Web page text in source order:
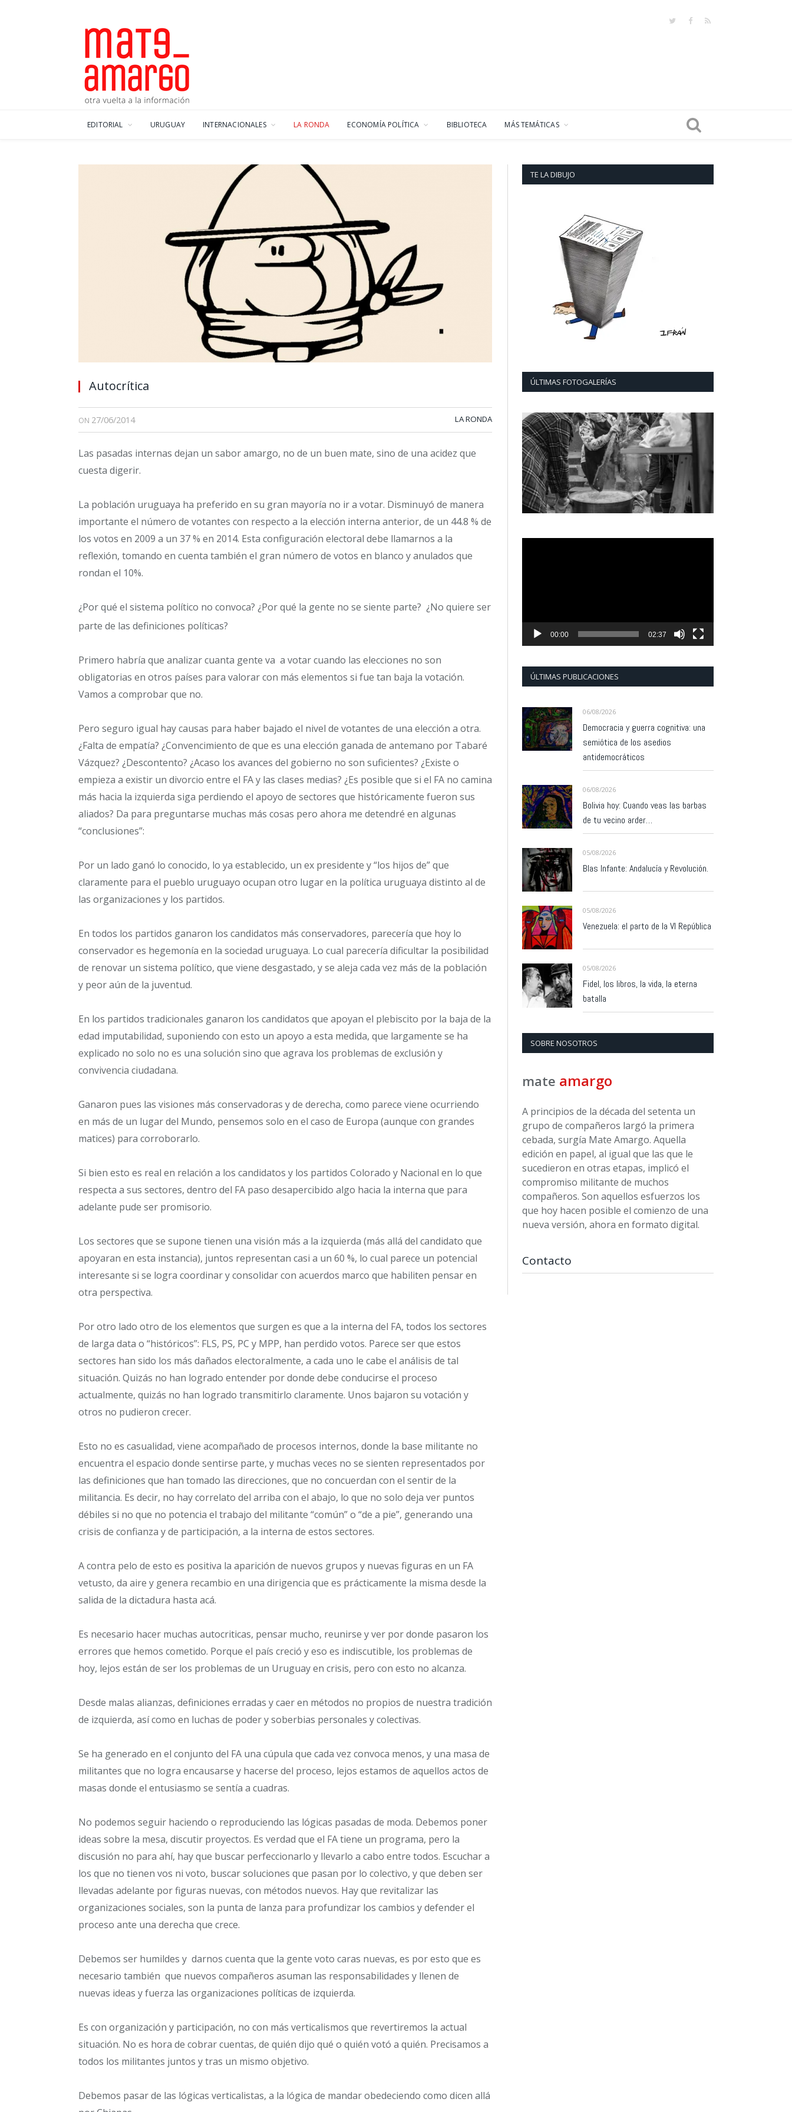
TwitterFacebook
RSS
EDITORIAL URUGUAY INTERNACIONALES LA RONDA ECONOMÍA POLÍTICA BIBLIOTECA MÁS TEMÁTICAS
Autocrítica
ON 27/06/2014 LA RONDA
Las pasadas internas dejan un sabor amargo, no de un buen mate, sino de una acidez que
cuesta digerir.
La población uruguaya ha preferido en su gran mayoría no ir a votar. Disminuyó de manera
importante el número de votantes con respecto a la elección interna anterior, de un 44.8 % de
los votos en 2009 a un 37 % en 2014. Esta configuración electoral debe llamarnos a la
reflexión, tomando en cuenta también el gran número de votos en blanco y anulados que
rondan el 10%.
¿Por qué el sistema político no convoca? ¿Por qué la gente no se siente parte? ¿No quiere ser
parte de las definiciones políticas?
Primero habría que analizar cuanta gente va a votar cuando las elecciones no son
obligatorias en otros países para valorar con más elementos si fue tan baja la votación.
Vamos a comprobar que no.
Pero seguro igual hay causas para haber bajado el nivel de votantes de una elección a otra.
¿Falta de empatía? ¿Convencimiento de que es una elección ganada de antemano por Tabaré
Vázquez? ¿Descontento? ¿Acaso los avances del gobierno no son suficientes? ¿Existe o
empieza a existir un divorcio entre el FA y las clases medias? ¿Es posible que si el FA no camina
más hacia la izquierda siga perdiendo el apoyo de sectores que históricamente fueron sus
aliados? Da para preguntarse muchas más cosas pero ahora me detendré en algunas
“conclusiones”:
Por un lado ganó lo conocido, lo ya establecido, un ex presidente y “los hijos de” que
claramente para el pueblo uruguayo ocupan otro lugar en la política uruguaya distinto al de
las organizaciones y los partidos.
En todos los partidos ganaron los candidatos más conservadores, parecería que hoy lo
conservador es hegemonía en la sociedad uruguaya. Lo cual parecería dificultar la posibilidad
de renovar un sistema político, que viene desgastado, y se aleja cada vez más de la población
y peor aún de la juventud.
En los partidos tradicionales ganaron los candidatos que apoyan el plebiscito por la baja de la
edad imputabilidad, suponiendo con esto un apoyo a esta medida, que largamente se ha
explicado no solo no es una solución sino que agrava los problemas de exclusión y
convivencia ciudadana.
Ganaron pues las visiones más conservadoras y de derecha, como parece viene ocurriendo
en más de un lugar del Mundo, pensemos solo en el caso de Europa (aunque con grandes
matices) para corroborarlo.
Si bien esto es real en relación a los candidatos y los partidos Colorado y Nacional en lo que
respecta a sus sectores, dentro del FA paso desapercibido algo hacia la interna que para
adelante pude ser promisorio.
Los sectores que se supone tienen una visión más a la izquierda (más allá del candidato que
apoyaran en esta instancia), juntos representan casi a un 60 %, lo cual parece un potencial
interesante si se logra coordinar y consolidar con acuerdos marco que habiliten pensar en
otra perspectiva.
Por otro lado otro de los elementos que surgen es que a la interna del FA, todos los sectores
de larga data o “históricos”: FLS, PS, PC y MPP, han perdido votos. Parece ser que estos
sectores han sido los más dañados electoralmente, a cada uno le cabe el análisis de tal
situación. Quizás no han logrado entender por donde debe conducirse el proceso
actualmente, quizás no han logrado transmitirlo claramente. Unos bajaron su votación y
otros no pudieron crecer.
Esto no es casualidad, viene acompañado de procesos internos, donde la base militante no
encuentra el espacio donde sentirse parte, y muchas veces no se sienten representados por
las definiciones que han tomado las direcciones, que no concuerdan con el sentir de la
militancia. Es decir, no hay correlato del arriba con el abajo, lo que no solo deja ver puntos
débiles si no que no potencia el trabajo del militante “común” o “de a pie”, generando una
crisis de confianza y de participación, a la interna de estos sectores.
A contra pelo de esto es positiva la aparición de nuevos grupos y nuevas figuras en un FA
vetusto, da aire y genera recambio en una dirigencia que es prácticamente la misma desde la
salida de la dictadura hasta acá.
Es necesario hacer muchas autocriticas, pensar mucho, reunirse y ver por donde pasaron los
errores que hemos cometido. Porque el país creció y eso es indiscutible, los problemas de
hoy, lejos están de ser los problemas de un Uruguay en crisis, pero con esto no alcanza.
Desde malas alianzas, definiciones erradas y caer en métodos no propios de nuestra tradición
de izquierda, así como en luchas de poder y soberbias personales y colectivas.
Se ha generado en el conjunto del FA una cúpula que cada vez convoca menos, y una masa de
militantes que no logra encausarse y hacerse del proceso, lejos estamos de aquellos actos de
masas donde el entusiasmo se sentía a cuadras.
No podemos seguir haciendo o reproduciendo las lógicas pasadas de moda. Debemos poner
ideas sobre la mesa, discutir proyectos. Es verdad que el FA tiene un programa, pero la
discusión no para ahí, hay que buscar perfeccionarlo y llevarlo a cabo entre todos. Escuchar a
los que no tienen vos ni voto, buscar soluciones que pasan por lo colectivo, y que deben ser
llevadas adelante por figuras nuevas, con métodos nuevos. Hay que revitalizar las
organizaciones sociales, son la punta de lanza para profundizar los cambios y defender el
proceso ante una derecha que crece.
Debemos ser humildes y darnos cuenta que la gente voto caras nuevas, es por esto que es
necesario también que nuevos compañeros asuman las responsabilidades y llenen de
nuevas ideas y fuerza las organizaciones políticas de izquierda.
Es con organización y participación, no con más verticalismos que revertiremos la actual
situación. No es hora de cobrar cuentas, de quién dijo qué o quién votó a quién. Precisamos a
todos los militantes juntos y tras un mismo objetivo.
Debemos pasar de las lógicas verticalistas, a la lógica de mandar obedeciendo como dicen allá
TE LA DIBUJO
ÚLTIMAS FOTOGALERÍAS
00:00 02:37
ÚLTIMAS PUBLICACIONES
06/08/2026
Democracia y guerra cognitiva: una
semiótica de los asedios
antidemocráticos
06/08/2026
Bolivia hoy: Cuando veas las barbas
de tu vecino arder…
05/08/2026
Blas Infante: Andalucía y Revolución.
05/08/2026
Venezuela: el parto de la VI República
05/08/2026
Fidel, los libros, la vida, la eterna
batalla
SOBRE NOSOTROS
mate amargo
A principios de la década del setenta un
grupo de compañeros largó la primera
cebada, surgía Mate Amargo. Aquella
edición en papel, al igual que las que le
sucedieron en otras etapas, implicó el
compromiso militante de muchos
compañeros. Son aquellos esfuerzos los
que hoy hacen posible el comienzo de una
nueva versión, ahora en formato digital.
Contacto